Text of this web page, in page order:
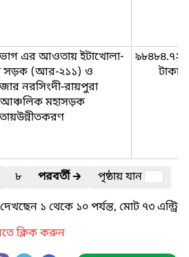
এর আওতায় ইটাখোলা-
সড়ক (আর-২১১) ও
নরসিংদী-রায়পুরা
মহাসড়ক
৯৮৪৮৪.৭২
টাকা
৮ পরবর্তী🡲
পৃষ্ঠায় যান
দেখছেন ১ থেকে ১০ পর্যন্ত, মোট ৭৩ এন্ট্রি
ক্লিক করুন